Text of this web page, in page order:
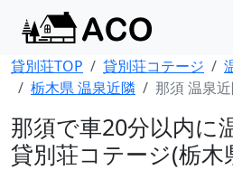
貸別荘TOP 貸別荘コテージ
栃木県 温泉近隣
那須 温泉
那須で車20分以内に
貸別荘コテージ(栃木